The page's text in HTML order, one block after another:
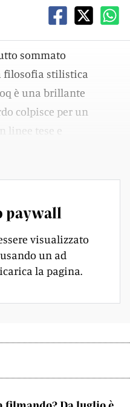
sommato
filosofia stilistica
è una brillante
colpisce per un
linee tese e
paywall
visualizzato
un ad
la pagina.